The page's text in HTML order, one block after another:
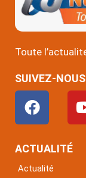
Toute
SUIVEZ-
F
a
c
e
ACTUALITÉ
Actualité